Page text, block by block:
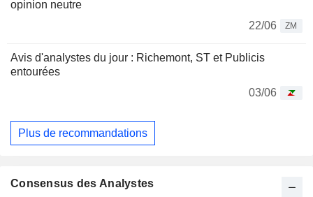
opinion neutre
22/06
ZM
Avis d'analystes du jour : Richemont, ST et Publicis
entourées
03/06
Plus de recommandations
Consensus des Analystes